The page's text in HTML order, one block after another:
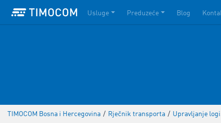
Usluge Preduzeće Blog
TIMOCOM Bosna i Hercegovina / Rječnik transporta / Upravljanje